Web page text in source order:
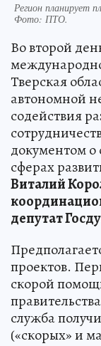
Регион планирует
Фото: ПТО.
Во второй
Тверская
автономной
содействия
документом о
сферах
Виталий
депутат
проектов.
скорой
служба
(«скорых» и